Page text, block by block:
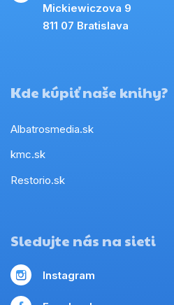
Mickiewiczova 9
811 07 Bratislava
Kde kúpiť naše knihy?
Albatrosmedia.sk
kmc.sk
Restorio.sk
Sledujte nás na sieti
Instagram